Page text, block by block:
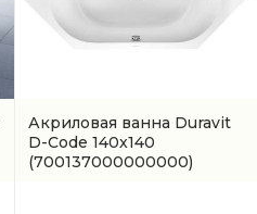
Акриловая ванна Duravit
D-Code 140x140
(700137000000000)